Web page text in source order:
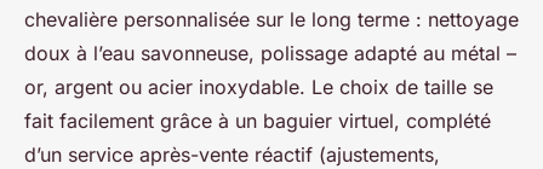
chevalière personnalisée sur le long terme : nettoyage
doux à l’eau savonneuse, polissage adapté au métal –
or, argent ou acier inoxydable. Le choix de taille se
fait facilement grâce à un baguier virtuel, complété
d’un service après-vente réactif (ajustements,